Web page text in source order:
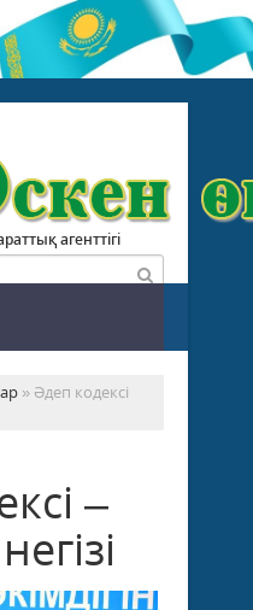
агенттігі
» Әдеп кодексі
–